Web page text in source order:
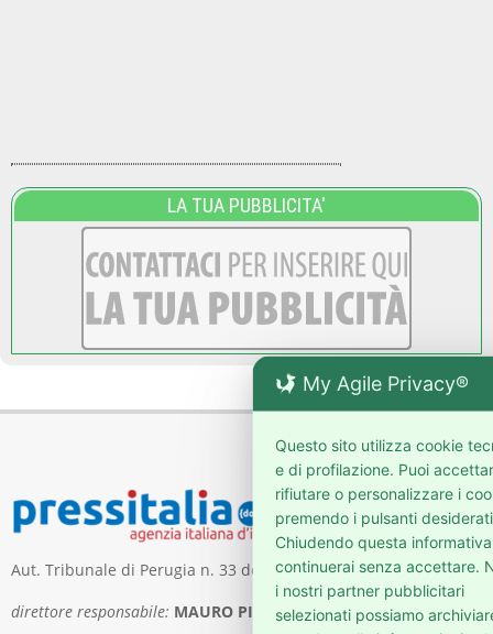
LA TUA PUBBLICITA'
Aut. Tribunale di Perugia n. 33 del 5 maggio 2006
direttore responsabile: MAURO PIERGENTILI
My Agile Privacy®
Questo sito utilizza cookie
e di profilazione. Puoi
rifiutare o personalizzare i
premendo i pulsanti
Chiudendo questa informativa
continuerai senza accettare.
i nostri partner pubblicitari
selezionati possiamo